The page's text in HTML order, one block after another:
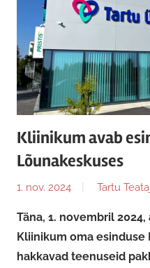
Kliinikum avab
Lõunakeskuses
1. nov. 2024 Tartu
Täna, 1. novembril
Kliinikum oma esinduse
hakkavad teenuseid